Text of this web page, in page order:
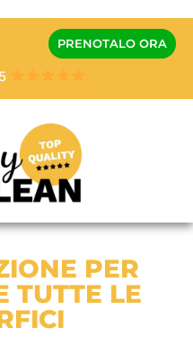
PRENOTALO ORA
PER
TUTTE LE